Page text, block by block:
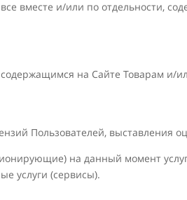
вместе и/или по отдельности,
на Сайте Товарам и/
Пользователей, выставления
на данный момент
услуги (сервисы).